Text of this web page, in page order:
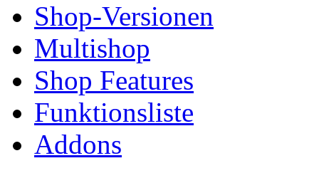
Shop-Versionen
Multishop
Shop Features
Funktionsliste
Addons